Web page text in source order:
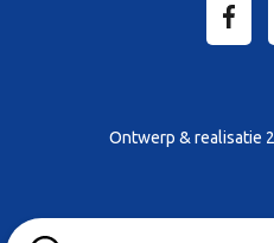
Ontwerp & realisatie